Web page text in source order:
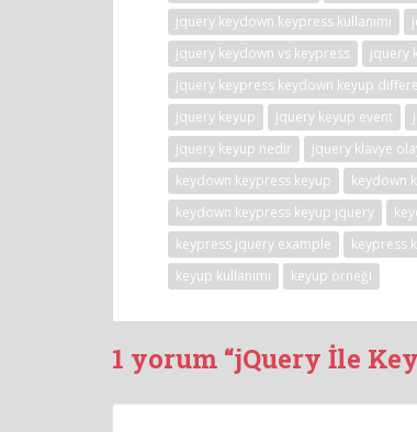
jquery keydown keypress kullanımı
jquery keydown vs keypress
jquery
jquery keypress keydown keyup
jquery keyup
jquery keyup event
jquery keyup nedir
jquery klavye
keydown keypress keyup
keydown
keydown keypress keyup jquery
keypress jquery example
keypress
keyup kullanımı
keyup örneği
1 yorum “jQuery İle